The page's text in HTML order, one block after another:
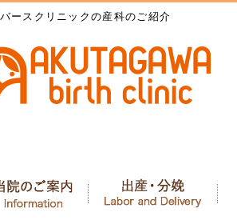
ースクリニックの産科のご紹介